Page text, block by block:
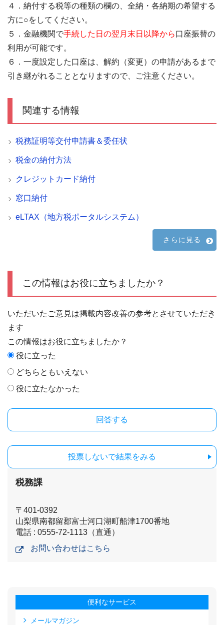
４．納付する税等の種類の欄の、全納・各納期の希望する
方に○をしてください。
５．金融機関で手続した日の翌月末日以降から口座振替の
利用が可能です。
６．一度設定した口座は、解約（変更）の申請があるまで
引き継がれることとなりますので、ご注意ください。
関連する情報
税務証明等交付申請書＆委任状
税金の納付方法
クレジットカード納付
窓口納付
eLTAX（地方税ポータルシステム）
さらに見る
この情報はお役に立ちましたか？
いただいたご意見は掲載内容改善の参考とさせていただき
ます
この情報はお役に立ちましたか？
役に立った
どちらともいえない
役に立たなかった
投票しないで結果をみる
税務課
〒401-0392
山梨県南都留郡富士河口湖町船津1700番地
電話 : 0555-72-1113（直通）
お問い合わせはこちら
便利なサービス
メールマガジン